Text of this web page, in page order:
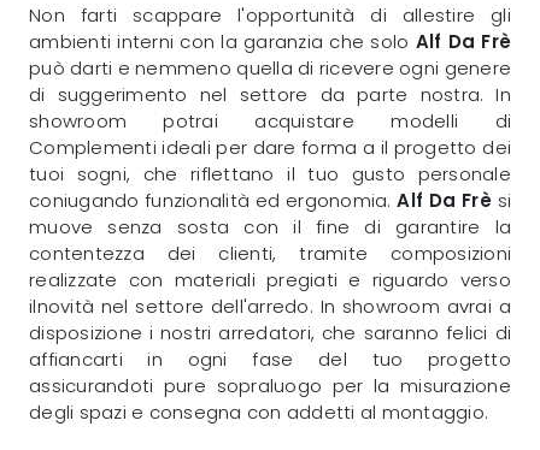
Non farti scappare l'opportunità di allestire gli
ambienti interni con la garanzia che solo Alf Da Frè
può darti e nemmeno quella di ricevere ogni genere
di suggerimento nel settore da parte nostra. In
showroom potrai acquistare modelli di
Complementi ideali per dare forma a il progetto dei
tuoi sogni, che riflettano il tuo gusto personale
coniugando funzionalità ed ergonomia.Alf Da Frèsi
muove senza sosta con il fine di garantire la
contentezza dei clienti, tramite composizioni
realizzate con materiali pregiati e riguardo verso
ilnovità nel settore dell'arredo. In showroom avrai a
disposizione i nostri arredatori, che saranno felici di
affiancarti in ogni fase del tuo progetto
assicurandoti pure sopraluogo per la misurazione
degli spazi e consegna con addetti al montaggio.